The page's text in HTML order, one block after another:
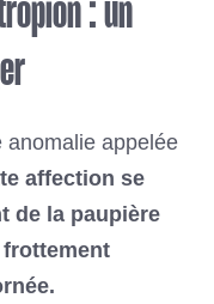
: un
anomalie appelée
affection se
de la paupière
frottement